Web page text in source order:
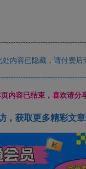
内容已隐藏，请付费后
内容已结束，喜欢请分
，获取更多精彩文章